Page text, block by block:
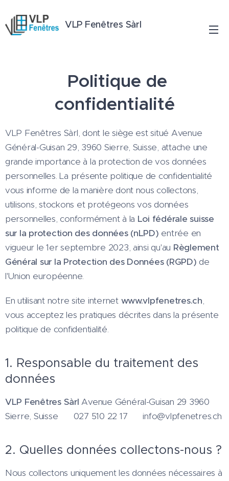
VLP Fenêtres Sàrl
Politique de
confidentialité
VLP Fenêtres Sàrl, dont le siège est situé Avenue
Général-Guisan 29, 3960 Sierre, Suisse, attache une
grande importance à la protection de vos données
personnelles. La présente politique de confidentialité
vous informe de la manière dont nous collectons,
utilisons, stockons et protégeons vos données
personnelles, conformément à la Loi fédérale suisse
sur la protection des données (nLPD) entrée en
vigueur le 1er septembre 2023, ainsi qu'au Règlement
Général sur la Protection des Données (RGPD) de
l'Union européenne.
En utilisant notre site internet www.vlpfenetres.ch,
vous acceptez les pratiques décrites dans la présente
politique de confidentialité.
1. Responsable du traitement des
données
VLP Fenêtres Sàrl Avenue Général-Guisan 29 3960
Sierre, Suisse 📞 027 510 22 17 📧 info@vlpfenetres.ch
2. Quelles données collectons-nous ?
Nous collectons uniquement les données nécessaires à